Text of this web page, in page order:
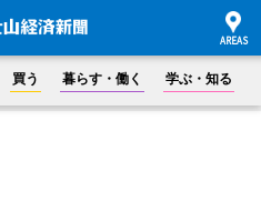
買う 暮らす・働く 学ぶ・知る